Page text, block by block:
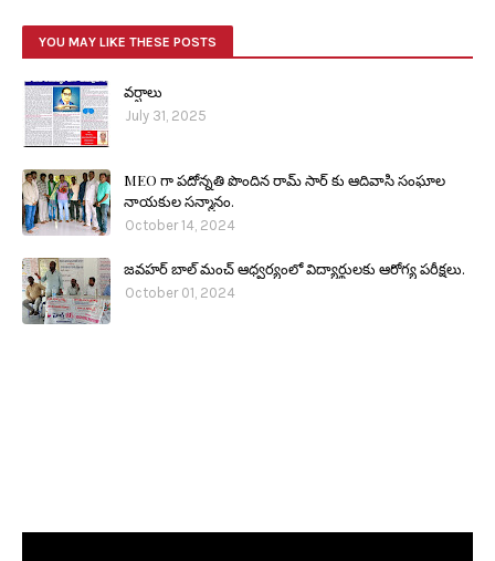
YOU MAY LIKE THESE POSTS
వర్షాలు
July 31, 2025
MEO గా పదోన్నతి పొందిన రామ్ సార్ కు ఆదివాసి సంఘాల
నాయకుల సన్మానం.
October 14, 2024
జవహర్ బాల్ మంచ్ ఆధ్వర్యంలో విద్యార్థులకు ఆరోగ్య పరీక్షలు.
October 01, 2024